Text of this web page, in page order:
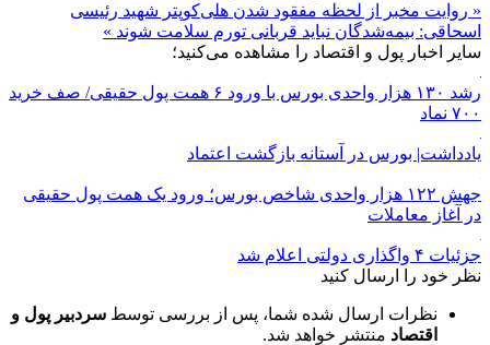
« روایت مخبر از لحظه مفقود شدن هلی‌کوپتر شهید رئیسی
اسحاقی: بیمه‌شدگان نباید قربانی تورم سلامت شوند »
سایر اخبار پول و اقتصاد را مشاهده می‌کنید؛
رشد ۱۳۰ هزار واحدی بورس با ورود ۶ همت پول حقیقی/ صف خرید
۷۰۰ نماد
یادداشت| بورس در آستانه بازگشت اعتماد
جهش ۱۲۲ هزار واحدی شاخص بورس؛ ورود یک همت پول حقیقی
در آغاز معاملات
جزئیات ۴ واگذاری دولتی اعلام شد
نظر خود را ارسال کنید
نظرات ارسال شده شما، پس از بررسی توسط سردبیر پول و
اقتصاد منتشر خواهد شد.